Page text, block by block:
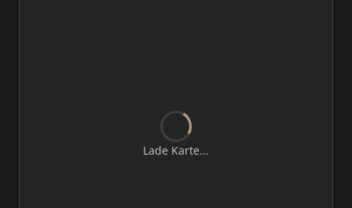
Lade Karte...